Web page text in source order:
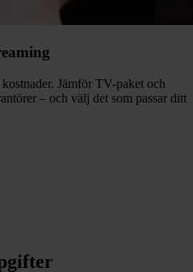
Jämför TV-paket och
– och välj det som passar ditt